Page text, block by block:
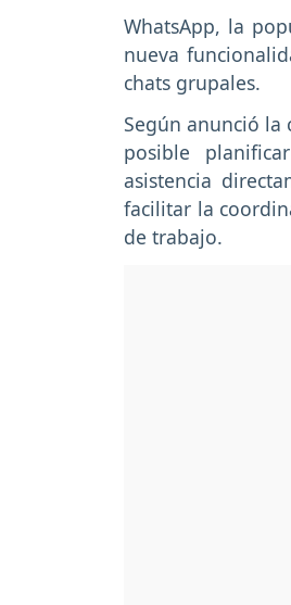
WhatsApp, la
nueva
chats grupales.
Según anunció la
posible
asistencia
facilitar la
de trabajo.